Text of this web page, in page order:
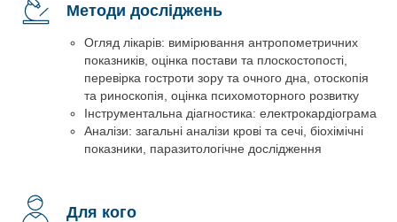
Методи досліджень
Огляд лікарів: вимірювання антропометричних
показників, оцінка постави та плоскостопості,
перевірка гостроти зору та очного дна, отоскопія
та риноскопія, оцінка психомоторного розвитку
Інструментальна діагностика: електрокардіограма
Аналізи: загальні аналізи крові та сечі, біохімічні
показники, паразитологічне дослідження
Для кого